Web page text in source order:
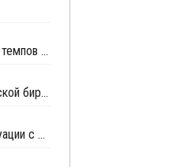
Росстат и аналитики сошлись в оценках темпов замедления экономики
Продажи нефтепродуктов на Петербургской бирже за 7 месяцев снизились на 11,2%, в июле – на 35,6%
Минэнерго отметило стабилизацию ситуации с обеспечением топливом в ряде регионов